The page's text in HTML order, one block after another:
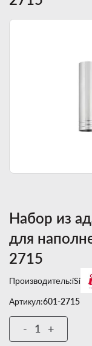
Набор из
для
2715
Производитель:iSi
Артикул:601-2715
- +